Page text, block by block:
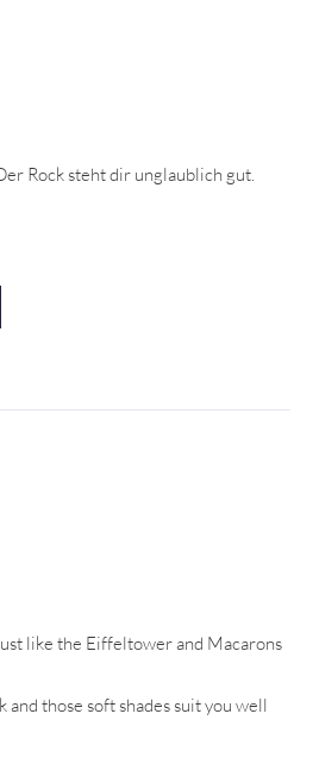
Rock steht dir unglaublich gut.
like the Eiffeltower and Macarons
and those soft shades suit you well